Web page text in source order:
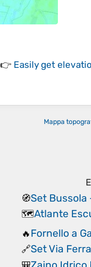
👉 Easily get
Mappa
🧭Set Bussola
🗺️Atlante
🔥Fornello a
🔗Set Via